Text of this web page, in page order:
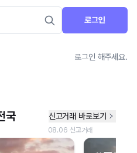
로그인
로그인 해주세요.